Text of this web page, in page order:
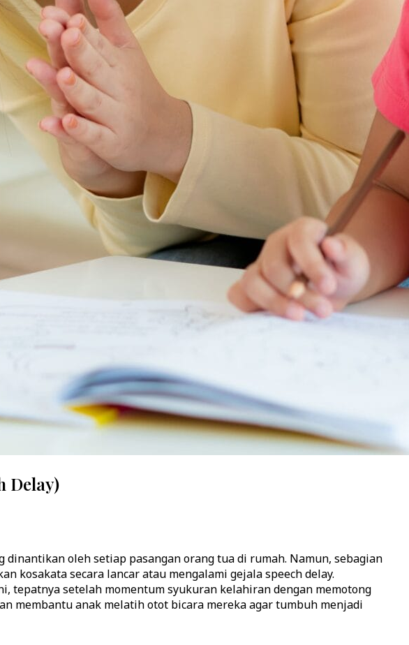
Delay)
oleh setiap pasangan orang tua di rumah. Namun, sebagian
kosakata secara lancar atau mengalami gejala speech delay.
tepatnya setelah momentum syukuran kelahiran dengan memotong
membantu anak melatih otot bicara mereka agar tumbuh menjadi